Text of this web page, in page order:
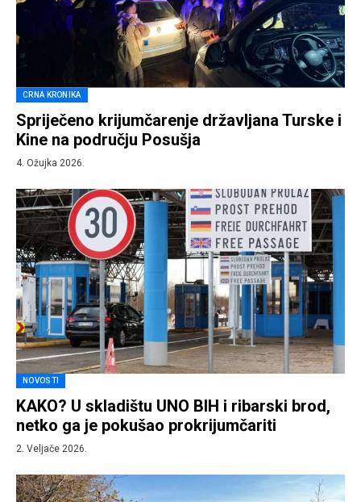
CRNA KRONIKA
Spriječeno krijumčarenje državljana Turske i
Kine na području Posušja
4. Ožujka 2026.
NOVOSTI
KAKO? U skladištu UNO BIH i ribarski brod,
netko ga je pokušao prokrijumčariti
2. Veljače 2026.